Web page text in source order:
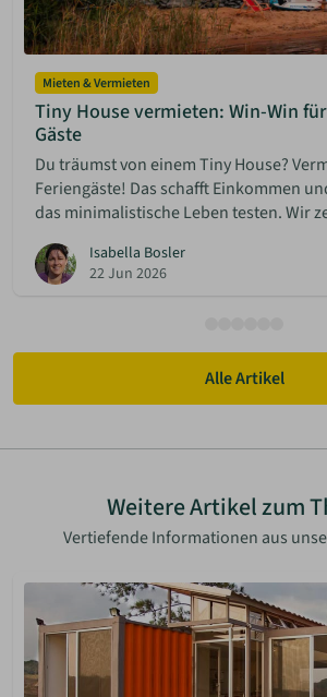
Mieten & Vermieten
Tiny House vermieten: Win-Win
Gäste
Du träumst von einem Tiny House?
Feriengäste! Das schafft Einkommen
das minimalistische Leben testen. Wir
Isabella Bosler
22 Jun 2026
Alle Artikel
Weitere Artikel zum
Vertiefende Informationen aus